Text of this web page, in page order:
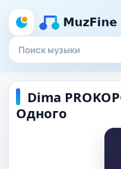
Dima
Одного